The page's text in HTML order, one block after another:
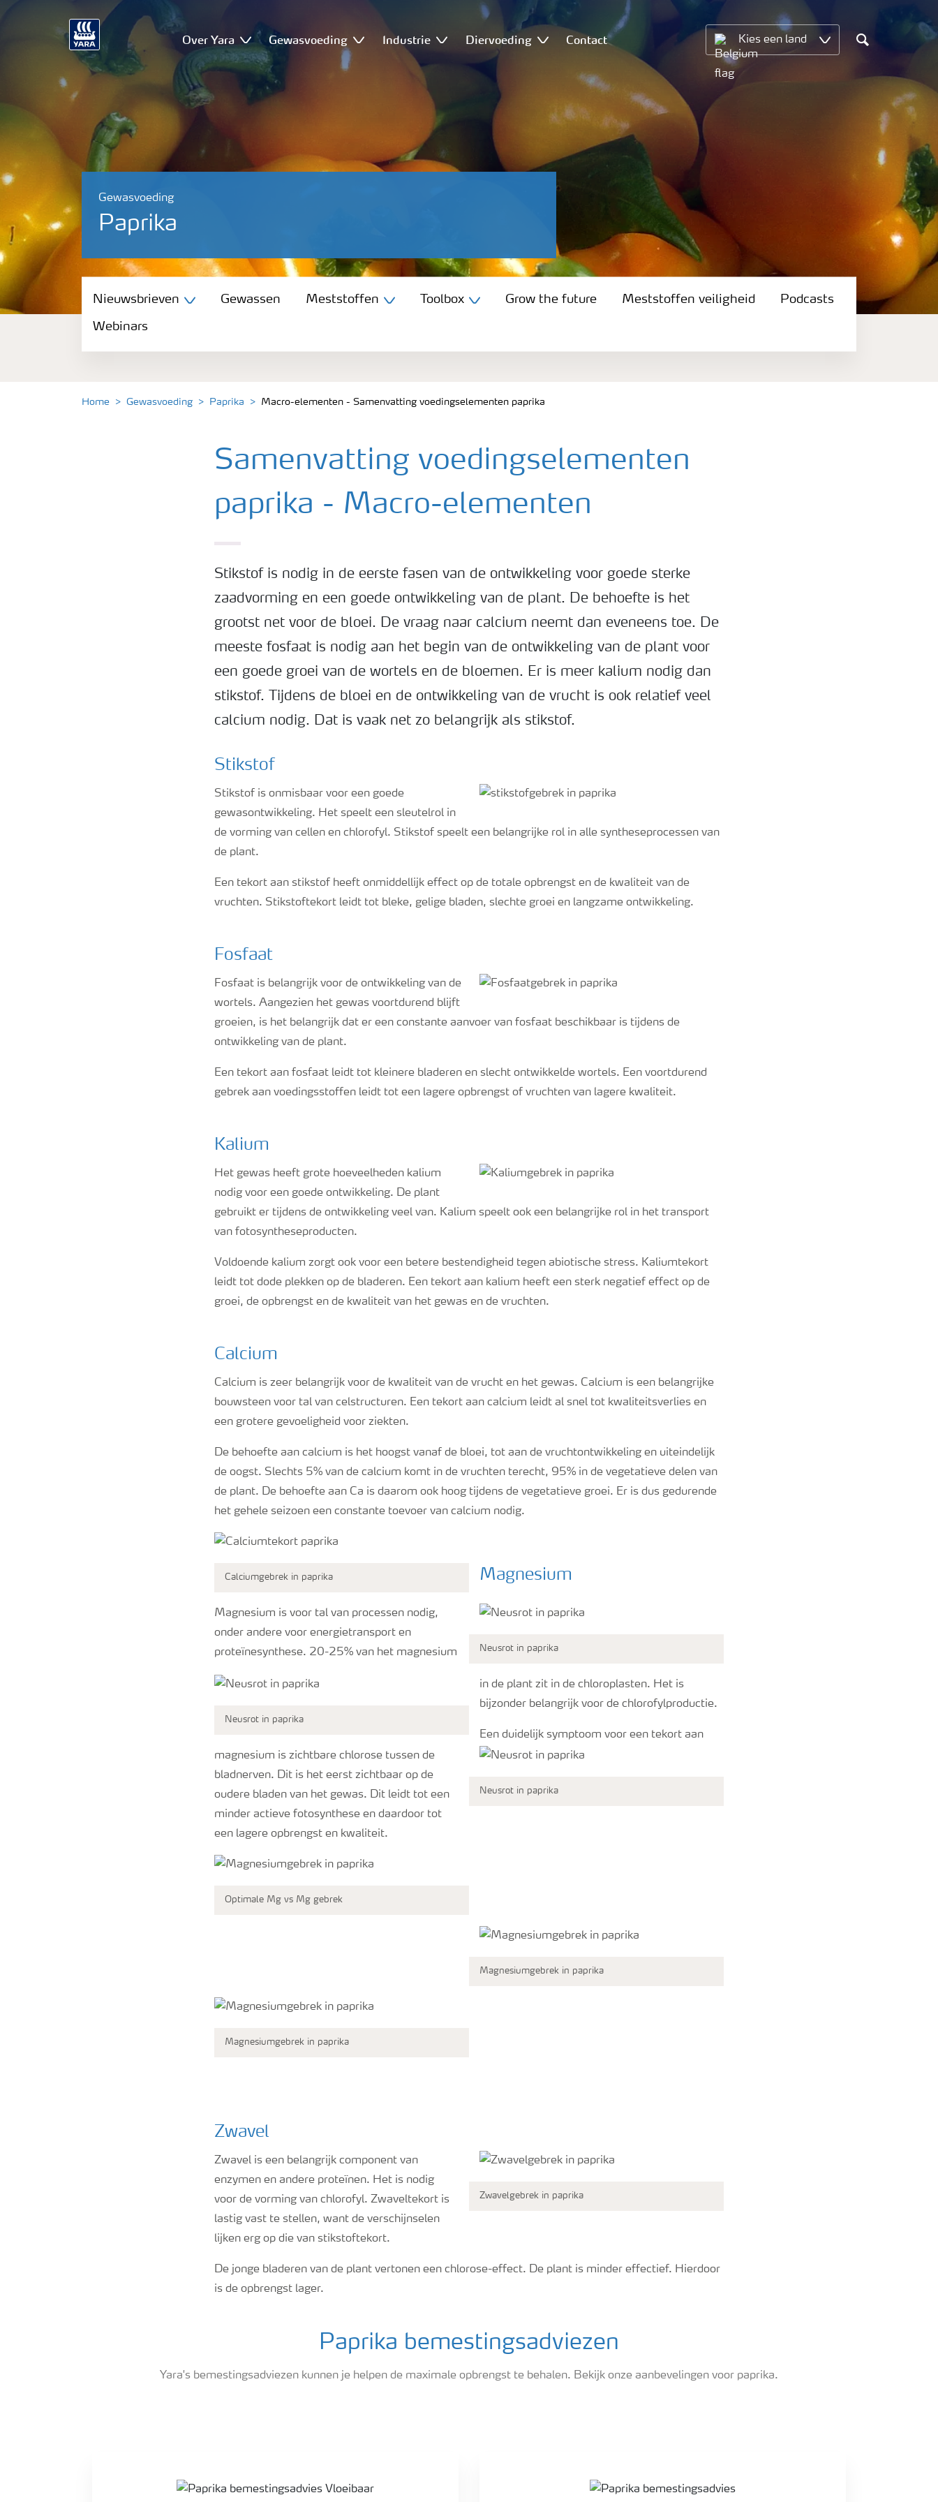
Over Yara Gewasvoeding Industrie Diervoeding Contact Kies een land
Search
Gewasvoeding
Paprika
Nieuwsbrieven
Gewassen
Nieuwsbrieven Gewassen Meststoffen Toolbox Grow the future Meststoffen veiligheid Podcasts
Webinars
Home Gewasvoeding Paprika Macro-elementen - Samenvatting voedingselementen paprika
Samenvatting voedingselementen
paprika - Macro-elementen
Stikstof is nodig in de eerste fasen van de ontwikkeling voor goede sterke
zaadvorming en een goede ontwikkeling van de plant. De behoefte is het
grootst net voor de bloei. De vraag naar calcium neemt dan eveneens toe. De
meeste fosfaat is nodig aan het begin van de ontwikkeling van de plant voor
een goede groei van de wortels en de bloemen. Er is meer kalium nodig dan
stikstof. Tijdens de bloei en de ontwikkeling van de vrucht is ook relatief veel
calcium nodig. Dat is vaak net zo belangrijk als stikstof.
Stikstof
Stikstof is onmisbaar voor een goede
gewasontwikkeling. Het speelt een sleutelrol in
de vorming van cellen en chlorofyl. Stikstof speelt een belangrijke rol in alle syntheseprocessen van
de plant.
Een tekort aan stikstof heeft onmiddellijk effect op de totale opbrengst en de kwaliteit van de
vruchten. Stikstoftekort leidt tot bleke, gelige bladen, slechte groei en langzame ontwikkeling.
Fosfaat
Fosfaat is belangrijk voor de ontwikkeling van de
wortels. Aangezien het gewas voortdurend blijft
groeien, is het belangrijk dat er een constante aanvoer van fosfaat beschikbaar is tijdens de
ontwikkeling van de plant.
Een tekort aan fosfaat leidt tot kleinere bladeren en slecht ontwikkelde wortels. Een voortdurend
gebrek aan voedingsstoffen leidt tot een lagere opbrengst of vruchten van lagere kwaliteit.
Kalium
Het gewas heeft grote hoeveelheden kalium
nodig voor een goede ontwikkeling. De plant
gebruikt er tijdens de ontwikkeling veel van. Kalium speelt ook een belangrijke rol in het transport
van fotosyntheseproducten.
Voldoende kalium zorgt ook voor een betere bestendigheid tegen abiotische stress. Kaliumtekort
leidt tot dode plekken op de bladeren. Een tekort aan kalium heeft een sterk negatief effect op de
groei, de opbrengst en de kwaliteit van het gewas en de vruchten.
Calcium
Calcium is zeer belangrijk voor de kwaliteit van de vrucht en het gewas. Calcium is een belangrijke
bouwsteen voor tal van celstructuren. Een tekort aan calcium leidt al snel tot kwaliteitsverlies en
een grotere gevoeligheid voor ziekten.
De behoefte aan calcium is het hoogst vanaf de bloei, tot aan de vruchtontwikkeling en uiteindelijk
de oogst. Slechts 5% van de calcium komt in de vruchten terecht, 95% in de vegetatieve delen van
de plant. De behoefte aan Ca is daarom ook hoog tijdens de vegetatieve groei. Er is dus gedurende
het gehele seizoen een constante toevoer van calcium nodig.
Calciumgebrek in paprika
Neusrot in paprika
Neusrot in paprika
Neusrot in paprika
Magnesium
Magnesium is voor tal van processen nodig,
onder andere voor energietransport en
proteïnesynthese. 20-25% van het magnesium
in de plant zit in de chloroplasten. Het is
bijzonder belangrijk voor de chlorofylproductie.
Een duidelijk symptoom voor een tekort aan
magnesium is zichtbare chlorose tussen de
bladnerven. Dit is het eerst zichtbaar op de
oudere bladen van het gewas. Dit leidt tot een
minder actieve fotosynthese en daardoor tot
een lagere opbrengst en kwaliteit.
Optimale Mg vs Mg gebrek
Magnesiumgebrek in paprika
Magnesiumgebrek in paprika
Zwavel
Zwavelgebrek in paprika
Zwavel is een belangrijk component van
enzymen en andere proteïnen. Het is nodig
voor de vorming van chlorofyl. Zwaveltekort is
lastig vast te stellen, want de verschijnselen
lijken erg op die van stikstoftekort.
De jonge bladeren van de plant vertonen een chlorose-effect. De plant is minder effectief. Hierdoor
is de opbrengst lager.
Paprika bemestingsadviezen
Yara's bemestingsadviezen kunnen je helpen de maximale opbrengst te behalen. Bekijk onze aanbevelingen voor paprika.